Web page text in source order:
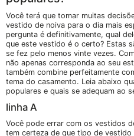
Você terá que tomar muitas
vestido de noiva para o dia mais
pergunta é definitivamente, qual
que este vestido é o certo? Estas
se fez pelo menos vinte vezes.
não apenas corresponda ao seu
também combine perfeitamente
tema do casamento. Leia abaixo
populares e quais se adequam ao
linha A
Você pode errar com os vestidos
tem certeza de que tipo de vestido